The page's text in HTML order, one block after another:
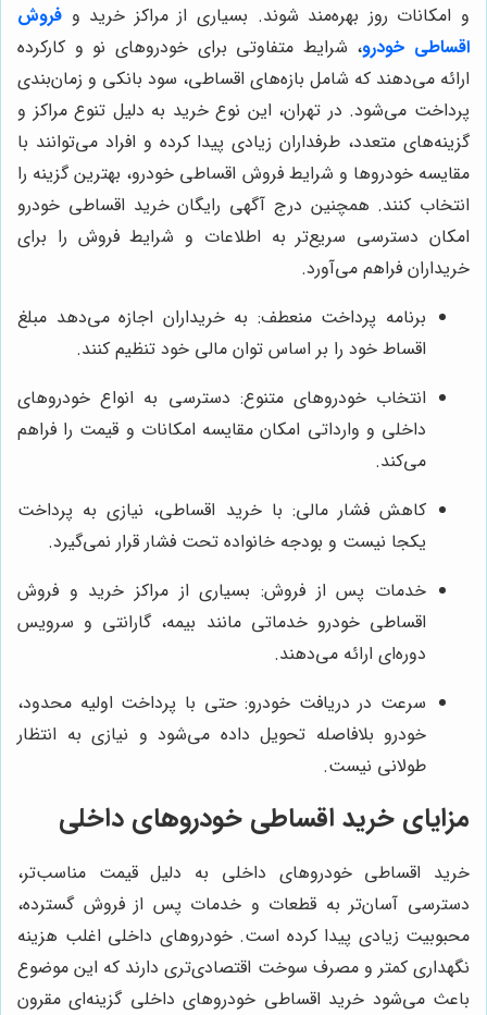
و امکانات روز بهره‌مند شوند. بسیاری از مراکز خرید و فروش
اقساطی خودرو، شرایط متفاوتی برای خودروهای نو و کارکرده
ارائه می‌دهند که شامل بازه‌های اقساطی، سود بانکی و زمان‌بندی
پرداخت می‌شود. در تهران، این نوع خرید به دلیل تنوع مراکز و
گزینه‌های متعدد، طرفداران زیادی پیدا کرده و افراد می‌توانند با
مقایسه خودروها و شرایط فروش اقساطی خودرو، بهترین گزینه را
انتخاب کنند. همچنین درج آگهی رایگان خرید اقساطی خودرو
امکان دسترسی سریع‌تر به اطلاعات و شرایط فروش را برای
خریداران فراهم می‌آورد.
برنامه پرداخت منعطف: به خریداران اجازه می‌دهد مبلغ
اقساط خود را بر اساس توان مالی خود تنظیم کنند.
انتخاب خودروهای متنوع: دسترسی به انواع خودروهای
داخلی و وارداتی امکان مقایسه امکانات و قیمت را فراهم
می‌کند.
کاهش فشار مالی: با خرید اقساطی، نیازی به پرداخت
یکجا نیست و بودجه خانواده تحت فشار قرار نمی‌گیرد.
خدمات پس از فروش: بسیاری از مراکز خرید و فروش
اقساطی خودرو خدماتی مانند بیمه، گارانتی و سرویس
دوره‌ای ارائه می‌دهند.
سرعت در دریافت خودرو: حتی با پرداخت اولیه محدود،
خودرو بلافاصله تحویل داده می‌شود و نیازی به انتظار
طولانی نیست.
مزایای خرید اقساطی خودروهای داخلی
خرید اقساطی خودروهای داخلی به دلیل قیمت مناسب‌تر،
دسترسی آسان‌تر به قطعات و خدمات پس از فروش گسترده،
محبوبیت زیادی پیدا کرده است. خودروهای داخلی اغلب هزینه
نگهداری کمتر و مصرف سوخت اقتصادی‌تری دارند که این موضوع
باعث می‌شود خرید اقساطی خودروهای داخلی گزینه‌ای مقرون